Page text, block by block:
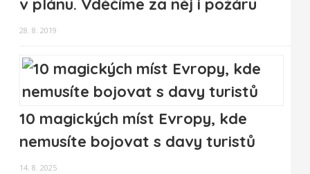
v plánu. Vděčíme za něj i požáru
28. 8. 2019
10 magických míst Evropy, kde
nemusíte bojovat s davy turistů
14. 8. 2025